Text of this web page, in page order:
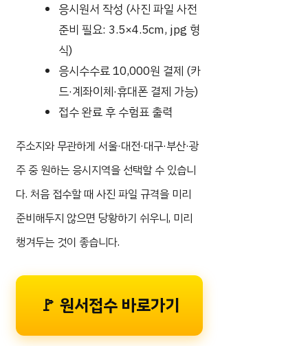
응시원서 작성 (사진 파일 사전
준비 필요: 3.5×4.5cm, jpg 형
식)
응시수수료 10,000원 결제 (카
드·계좌이체·휴대폰 결제 가능)
접수 완료 후 수험표 출력
주소지와 무관하게 서울·대전·대구·부산·광
주 중 원하는 응시지역을 선택할 수 있습니
다. 처음 접수할 때 사진 파일 규격을 미리
준비해두지 않으면 당황하기 쉬우니, 미리
챙겨두는 것이 좋습니다.
🚩 원서접수 바로가기